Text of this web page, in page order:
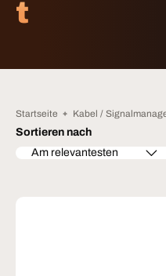
t
Startseite Kabel /
Sortieren nach
Am relevantesten